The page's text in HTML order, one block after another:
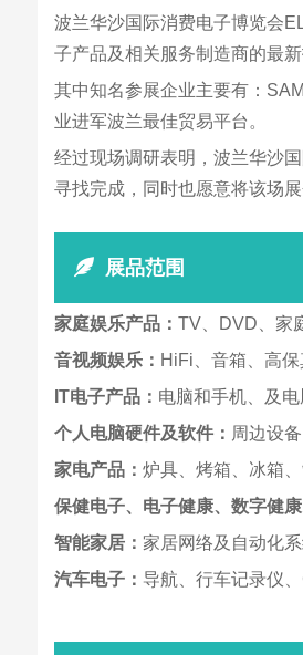
波兰华沙国际消费电子博览会
子产品及相关服务制造商的最新
其中知名参展企业主要有：
业进军波兰最佳贸易平台。
经过现场调研表明，波兰华沙
寻找完成，同时也愿意将该场
展品范围
家庭娱乐产品： TV、DVD、家
音视频娱乐： HiFi、音箱、高
IT电子产品： 电脑和手机、及
个人电脑硬件及软件： 周边设
家电产品： 炉具、烤箱、冰箱
保健电子、电子健康、数字健康
智能家居： 家居网络及自动化
汽车电子： 导航、行车记录仪